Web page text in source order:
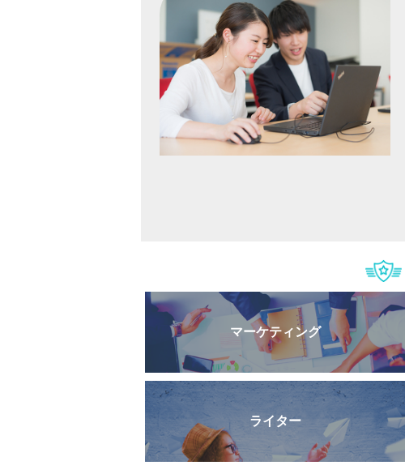
マーケティング
ライター